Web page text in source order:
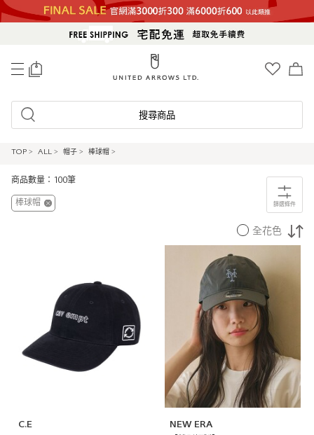
搜尋商品
TOP > ALL > 帽子 > 棒球帽 >
商品數量：100筆
篩選條件
棒球帽
全花色
C.E
NEW ERA